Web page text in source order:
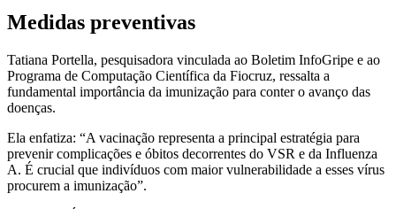
Medidas preventivas
Tatiana Portella, pesquisadora vinculada ao Boletim InfoGripe e ao
Programa de Computação Científica da Fiocruz, ressalta a
fundamental importância da imunização para conter o avanço das
doenças.
Ela enfatiza: “A vacinação representa a principal estratégia para
prevenir complicações e óbitos decorrentes do VSR e da Influenza
A. É crucial que indivíduos com maior vulnerabilidade a esses vírus
procurem a imunização”.